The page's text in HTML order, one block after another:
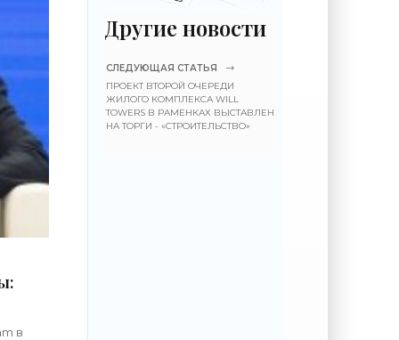
в
Другие новости
СЛЕДУЮЩАЯ СТАТЬЯ
ПРОЕКТ ВТОРОЙ ОЧЕРЕДИ
ЖИЛОГО КОМПЛЕКСА WILL
TOWERS В РАМЕНКАХ ВЫСТАВЛЕН
НА ТОРГИ - «СТРОИТЕЛЬСТВО»